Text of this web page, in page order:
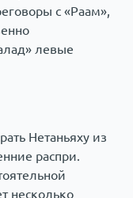
с «Раам»,
левые
Нетаньяху из
распри.
несколько